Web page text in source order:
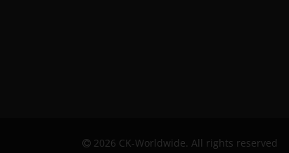
2026 CK-Worldwide. All rights reserved